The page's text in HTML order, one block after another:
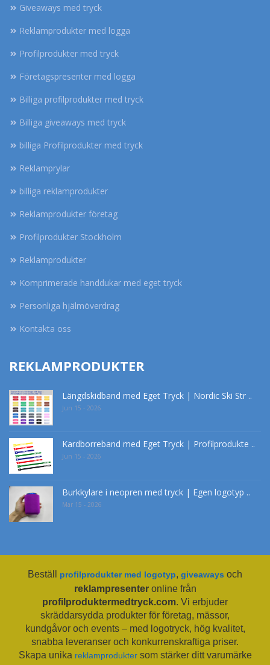
Giveaways med tryck
Reklamprodukter med logga
Profilprodukter med tryck
Företagspresenter med logga
Billiga profilprodukter med tryck
Billiga giveaways med tryck
billiga Profilprodukter med tryck
Reklamprylar
billiga reklamprodukter
Reklamprodukter företag
Profilprodukter Stockholm
Reklamprodukter
Komprimerade handdukar med eget tryck
Personliga hjälmöverdrag
Kontakta oss
REKLAMPRODUKTER
Längdskidband med Eget Tryck | Nordic Ski Str ..
Jun 15 - 2026
Kardborreband med Eget Tryck | Profilprodukte ..
Jun 15 - 2026
Burkkylare i neopren med tryck | Egen logotyp ..
Mar 15 - 2026
Beställ profilprodukter med logotyp, giveaways och
reklampresenteronline från
profilproduktermedtryck.com. Vi erbjuder
skräddarsydda produkter för företag, mässor,
kundgåvor och events – med logotryck, hög kvalitet,
snabba leveranser och konkurrenskraftiga priser.
Skapa unika reklamproduktersom stärker ditt varumärke